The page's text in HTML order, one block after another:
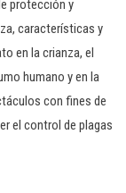
protección y
características y
en la crianza, el
humano y en la
con fines de
el control de plagas